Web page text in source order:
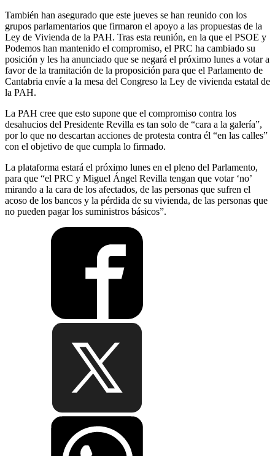
También han asegurado que este jueves se han reunido con los
grupos parlamentarios que firmaron el apoyo a las propuestas de la
Ley de Vivienda de la PAH. Tras esta reunión, en la que el PSOE y
Podemos han mantenido el compromiso, el PRC ha cambiado su
posición y les ha anunciado que se negará el próximo lunes a votar a
favor de la tramitación de la proposición para que el Parlamento de
Cantabria envíe a la mesa del Congreso la Ley de vivienda estatal de
la PAH.
La PAH cree que esto supone que el compromiso contra los
desahucios del Presidente Revilla es tan solo de “cara a la galería”,
por lo que no descartan acciones de protesta contra él “en las calles”
con el objetivo de que cumpla lo firmado.
La plataforma estará el próximo lunes en el pleno del Parlamento,
para que “el PRC y Miguel Ángel Revilla tengan que votar ‘no’
mirando a la cara de los afectados, de las personas que sufren el
acoso de los bancos y la pérdida de su vivienda, de las personas que
no pueden pagar los suministros básicos”.